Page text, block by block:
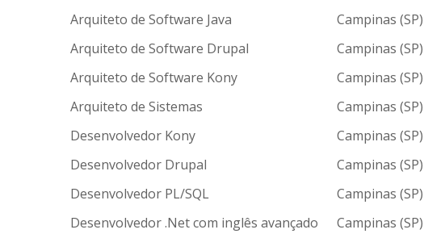
Arquiteto de Software Java
Campinas (SP)
Arquiteto de Software Drupal
Campinas (SP)
Arquiteto de Software Kony
Campinas (SP)
Arquiteto de Sistemas
Campinas (SP)
Desenvolvedor Kony
Campinas (SP)
Desenvolvedor Drupal
Campinas (SP)
Desenvolvedor PL/SQL
Campinas (SP)
Desenvolvedor .Net com inglês avançado
Campinas (SP)